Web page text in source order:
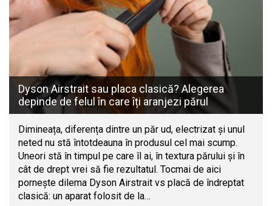
Dyson Airstrait sau placa clasică? Alegerea
depinde de felul în care îți aranjezi părul
Dimineața, diferența dintre un păr ud, electrizat și unul
neted nu stă întotdeauna în produsul cel mai scump.
Uneori stă în timpul pe care îl ai, în textura părului și în
cât de drept vrei să fie rezultatul. Tocmai de aici
pornește dilema Dyson Airstrait vs placă de îndreptat
clasică: un aparat folosit de la…